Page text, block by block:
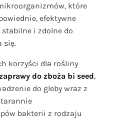
które
efektywne
stabilne i zdolne do
się.
korzyści dla rośliny
zaprawy do zboża bi seed,
do gleby wraz z
bakterii z rodzaju